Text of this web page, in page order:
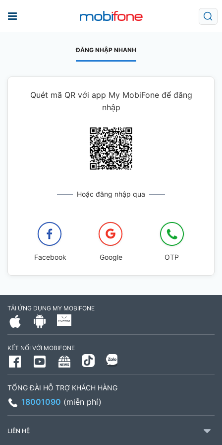
ĐĂNG NHẬP NHANH
Quét mã QR với app My MobiFone để đăng
nhập
Hoặc đăng nhập qua
Facebook Google OTP
TẢI ỨNG DỤNG MY MOBIFONE
KẾT NỐI VỚI MOBIFONE
TỔNG ĐÀI HỖ TRỢ KHÁCH HÀNG
18001090 (miễn phí)
LIÊN HỆ